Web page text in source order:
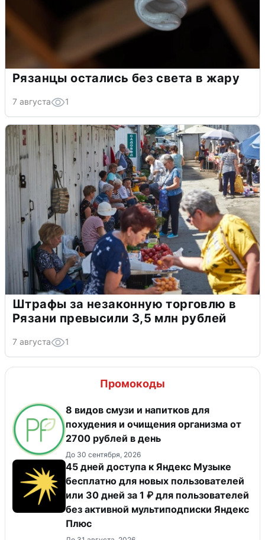
Рязанцы остались без света в жару
7 августа 1
Штрафы за незаконную торговлю в
Рязани превысили 3,5 млн рублей
7 августа 1
Промокоды
8 видов смузи и напитков для
похудения и очищения организма от
2700 рублей в день
До 30 сентября, 2026
45 дней доступа к Яндекс Музыке
бесплатно для новых пользователей
или 30 дней за 1 ₽ для пользователей
без активной мультиподписки Яндекс
Плюс